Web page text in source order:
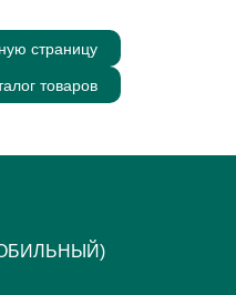
страницу
товаров